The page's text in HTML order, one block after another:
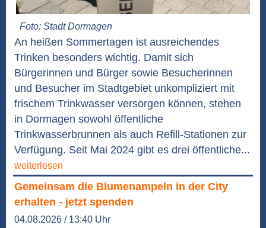
Foto: Stadt Dormagen
An heißen Sommertagen ist ausreichendes
Trinken besonders wichtig. Damit sich
Bürgerinnen und Bürger sowie Besucherinnen
und Besucher im Stadtgebiet unkompliziert mit
frischem Trinkwasser versorgen können, stehen
in Dormagen sowohl öffentliche
Trinkwasserbrunnen als auch Refill-Stationen zur
Verfügung. Seit Mai 2024 gibt es drei öffentliche...
weiterlesen
Gemeinsam die Blumenampeln in der City
erhalten - jetzt spenden
04.08.2026 / 13:40 Uhr